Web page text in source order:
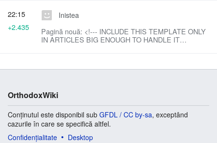
Inistea
Pagină nouă: <!--- INCLUDE THIS TEMPLATE ONLY
IN ARTICLES BIG ENOUGH TO HANDLE IT
22:15
+2.435
OrthodoxWiki
Conținutul este disponibil sub GFDL / CC by-sa, exceptând
cazurile în care se specifică altfel.
Confidențialitate
Desktop